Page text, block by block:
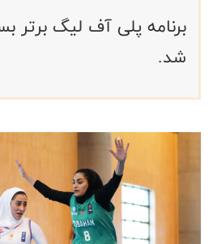
برنامه پلی آف لیگ برتر
شد.